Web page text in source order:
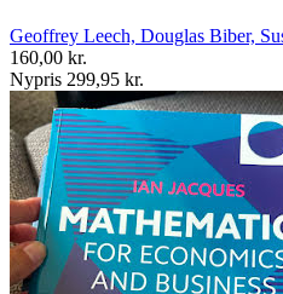
Geoffrey Leech, Douglas Biber,
160,00 kr.
Nypris 299,95 kr.